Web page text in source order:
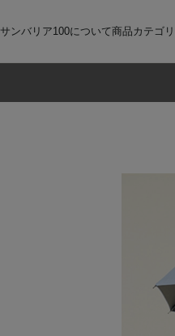
サンバリア100について商品カテゴリ